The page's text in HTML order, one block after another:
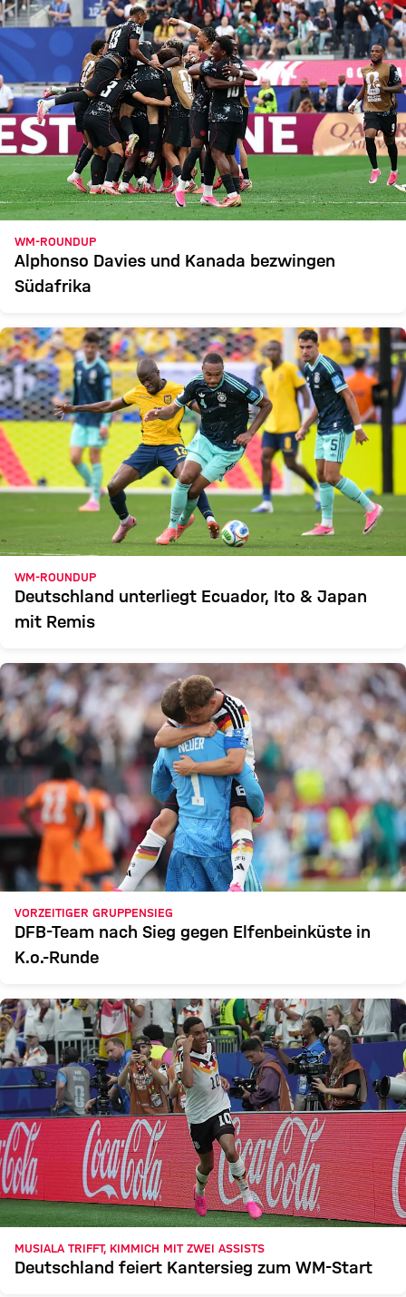
WM-ROUNDUP
Alphonso Davies und Kanada bezwingen
Südafrika
WM-ROUNDUP
Deutschland unterliegt Ecuador, Ito & Japan
mit Remis
VORZEITIGER GRUPPENSIEG
DFB-Team nach Sieg gegen Elfenbeinküste in
K.o.-Runde
MUSIALA TRIFFT, KIMMICH MIT ZWEI ASSISTS
Deutschland feiert Kantersieg zum WM-Start